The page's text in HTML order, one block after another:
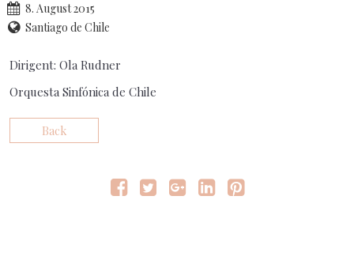
8. August 2015
Santiago de Chile
Dirigent: Ola Rudner
Orquesta Sinfónica de Chile
Back